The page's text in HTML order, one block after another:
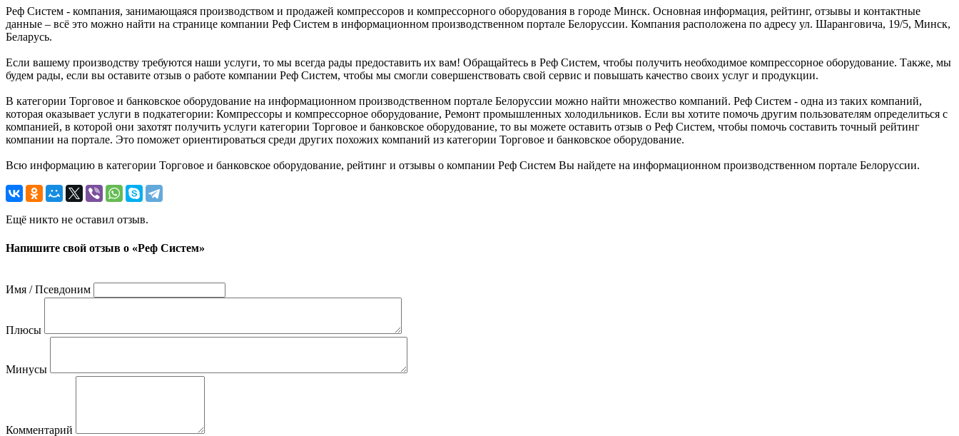
Реф Систем - компания, занимающаяся производством и продажей компрессоров и компрессорного оборудования в городе Минск. Основная информация, рейтинг, отзывы и контактные
данные – всё это можно найти на странице компании Реф Систем в информационном производственном портале Белоруссии. Компания расположена по адресу ул. Шаранговича, 19/5, Минск,
Беларусь.
Если вашему производству требуются наши услуги, то мы всегда рады предоставить их вам! Обращайтесь в Реф Систем, чтобы получить необходимое компрессорное оборудование. Также, мы
будем рады, если вы оставите отзыв о работе компании Реф Систем, чтобы мы смогли совершенствовать свой сервис и повышать качество своих услуг и продукции.
В категории Торговое и банковское оборудование на информационном производственном портале Белоруссии можно найти множество компаний. Реф Систем - одна из таких компаний,
которая оказывает услуги в подкатегории: Компрессоры и компрессорное оборудование, Ремонт промышленных холодильников. Если вы хотите помочь другим пользователям определиться с
компанией, в которой они захотят получить услуги категории Торговое и банковское оборудование, то вы можете оставить отзыв о Реф Систем, чтобы помочь составить точный рейтинг
компании на портале. Это поможет ориентироваться среди других похожих компаний из категории Торговое и банковское оборудование.
Всю информацию в категории Торговое и банковское оборудование, рейтинг и отзывы о компании Реф Систем Вы найдете на информационном производственном портале Белоруссии.
Ещё никто не оставил отзыв.
Напишите свой отзыв о «Реф Систем»
Имя / Псевдоним
Плюсы
Минусы
Комментарий